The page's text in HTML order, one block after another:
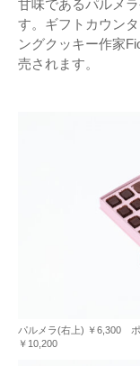
甘味であるパルメ
す。ギフトカウン
ングクッキー作家
売されます。
パルメラ(右上) ￥6,300
￥10,200